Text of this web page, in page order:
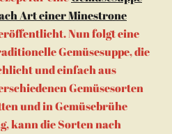
Art einer Minestrone
Nun folgt eine
Gemüsesuppe, die
und einfach aus
Gemüsesorten
und in Gemüsebrühe
kann die Sorten nach